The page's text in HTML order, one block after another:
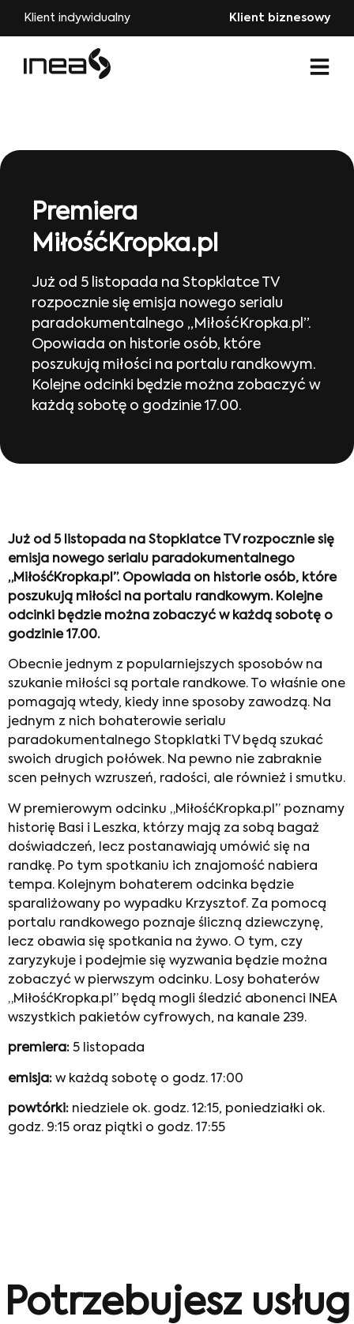
Klient indywidualny Klient biznesowy
Premiera
MiłośćKropka.pl
Już od 5 listopada na Stopklatce TV
rozpocznie się emisja nowego serialu
paradokumentalnego „MiłośćKropka.pl”.
Opowiada on historie osób, które
poszukują miłości na portalu randkowym.
Kolejne odcinki będzie można zobaczyć w
każdą sobotę o godzinie 17.00.
Już od 5 listopada na Stopklatce TV rozpocznie się
emisja nowego serialu paradokumentalnego
„MiłośćKropka.pl”. Opowiada on historie osób, które
poszukują miłości na portalu randkowym. Kolejne
odcinki będzie można zobaczyć w każdą sobotę o
godzinie 17.00.
Obecnie jednym z popularniejszych sposobów na
szukanie miłości są portale randkowe. To właśnie one
pomagają wtedy, kiedy inne sposoby zawodzą. Na
jednym z nich bohaterowie serialu
paradokumentalnego Stopklatki TV będą szukać
swoich drugich połówek. Na pewno nie zabraknie
scen pełnych wzruszeń, radości, ale również i smutku.
W premierowym odcinku „MiłośćKropka.pl” poznamy
historię Basi i Leszka, którzy mają za sobą bagaż
doświadczeń, lecz postanawiają umówić się na
randkę. Po tym spotkaniu ich znajomość nabiera
tempa. Kolejnym bohaterem odcinka będzie
sparaliżowany po wypadku Krzysztof. Za pomocą
portalu randkowego poznaje śliczną dziewczynę,
lecz obawia się spotkania na żywo. O tym, czy
zaryzykuje i podejmie się wyzwania będzie można
zobaczyć w pierwszym odcinku. Losy bohaterów
„MiłośćKropka.pl” będą mogli śledzić abonenci INEA
wszystkich pakietów cyfrowych, na kanale 239.
premiera: 5 listopada
emisja: w każdą sobotę o godz. 17:00
powtórki: niedziele ok. godz. 12:15, poniedziałki ok.
godz. 9:15 oraz piątki o godz. 17:55
Potrzebujesz usług